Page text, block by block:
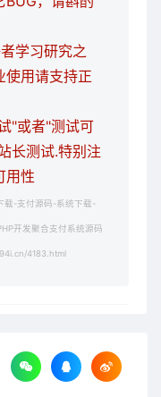
学习研究之
使用请支持正
"或者"测试可
长测试.特别注
用性
载-支付源码-系统下载-
开发聚合支付系统源码
4183.html